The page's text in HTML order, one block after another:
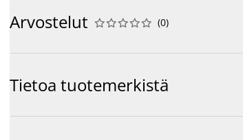
Arvostelut 




 (0)
Tietoa tuotemerkistä